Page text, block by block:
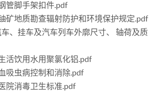
管脚手架扣件.pdf
矿地质勘查辐射防护和环境保护规定.pdf
、挂车及汽车列车外廓尺寸、 轴荷及质
活饮用水用聚氯化铝.pdf
吸虫病控制和消除.pdf
院消毒卫生标准.pdf